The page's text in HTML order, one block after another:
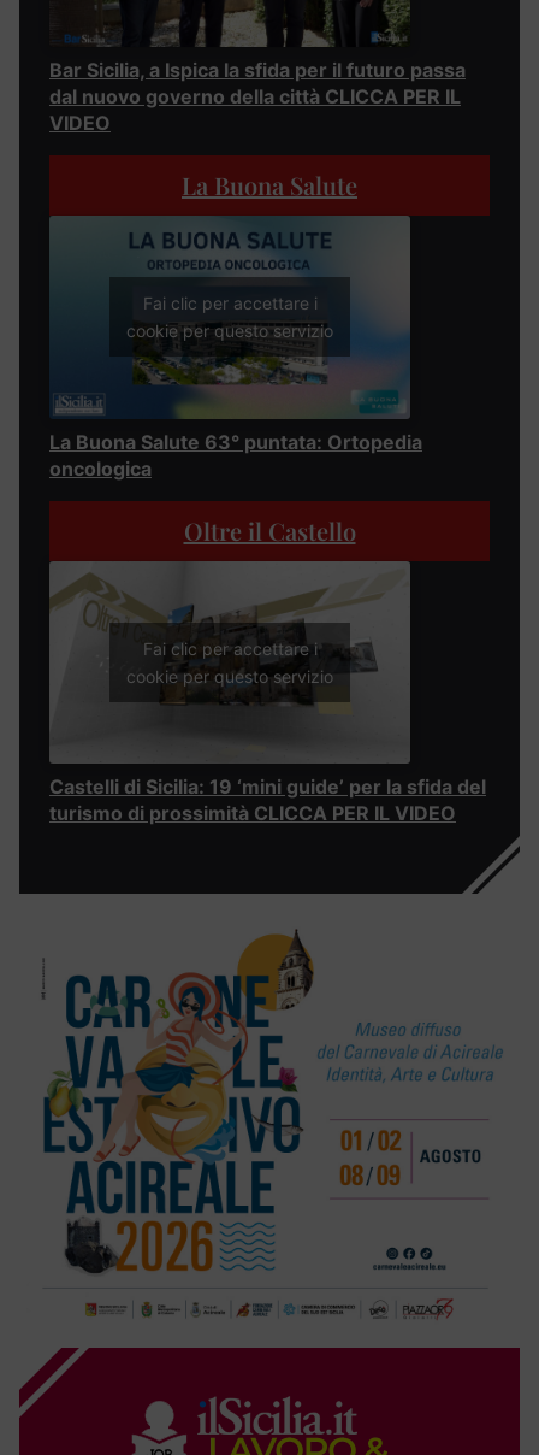
Bar Sicilia, a Ispica la sfida per il futuro passa
dal nuovo governo della città CLICCA PER IL
VIDEO
La Buona Salute
Fai clic per accettare i
cookie per questo servizio
La Buona Salute 63° puntata: Ortopedia
oncologica
Oltre il Castello
Fai clic per accettare i
cookie per questo servizio
Castelli di Sicilia: 19 ‘mini guide’ per la sfida del
turismo di prossimità CLICCA PER IL VIDEO